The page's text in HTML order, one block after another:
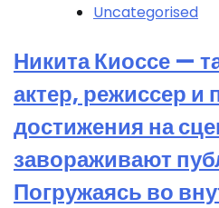
Uncategorised
Никита Киоссе —
актер, режиссер и
достижения на
завораживают
Погружаясь во